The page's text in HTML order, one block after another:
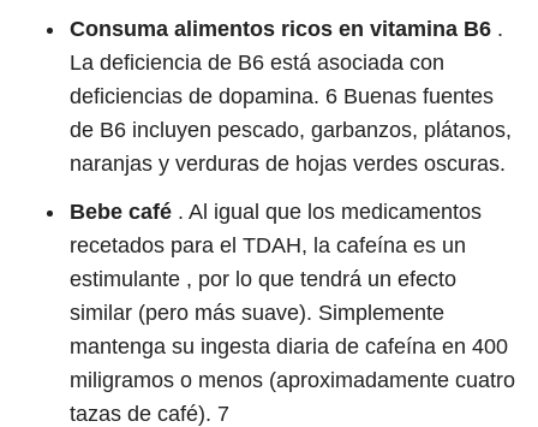
Consuma alimentos ricos en vitamina B6 .
La deficiencia de B6 está asociada con
deficiencias de dopamina. 6 Buenas fuentes
de B6 incluyen pescado, garbanzos, plátanos,
naranjas y verduras de hojas verdes oscuras.
Bebe café . Al igual que los medicamentos
recetados para el TDAH, la cafeína es un
estimulante , por lo que tendrá un efecto
similar (pero más suave). Simplemente
mantenga su ingesta diaria de cafeína en 400
miligramos o menos (aproximadamente cuatro
tazas de café). 7